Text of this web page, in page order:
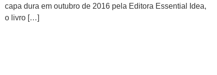
capa dura em outubro de 2016 pela Editora Essential Idea,
o livro […]